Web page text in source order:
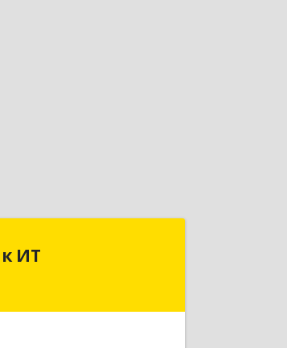
ИТ
Новосибирская обл,